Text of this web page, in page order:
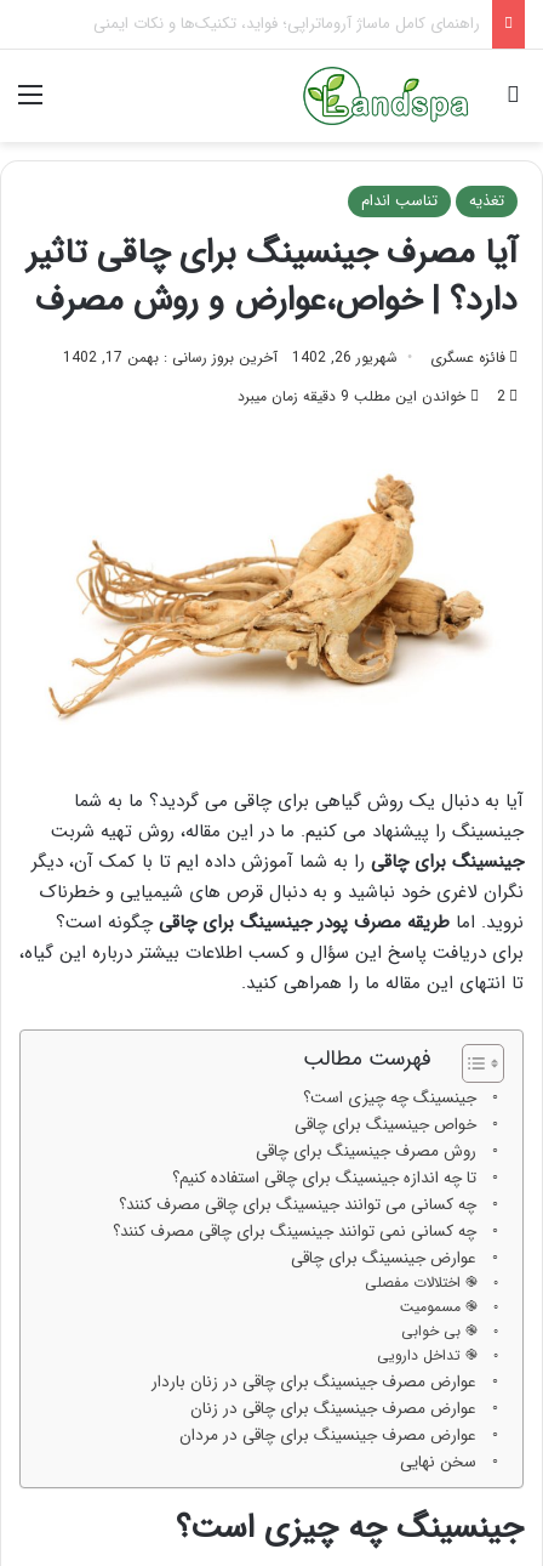
تاثیر ماساژ بر افسردگی؛ با ماساژ درمانی افسردگی را درمان کنید!
جستجو برای
تغذیه تناسب اندام
آیا مصرف جینسینگ برای چاقی تاثیر
دارد؟ | خواص،عوارض و روش مصرف
فائزه عسگری شهریور 26, 1402
آخرین بروز رسانی : بهمن 17, 1402
2
خواندن این مطلب 9 دقیقه زمان میبرد
آیا به دنبال یک روش گیاهی برای چاقی می گردید؟ ما به شما
جینسینگ را پیشنهاد می کنیم. ما در این مقاله، روش تهیه شربت
جینسینگ برای چاقی را به شما آموزش داده ایم تا با کمک آن، دیگر
نگران لاغری خود نباشید و به دنبال قرص های شیمیایی و خطرناک
نروید. اما طریقه مصرف پودر جینسینگ برای چاقیچگونه است؟
برای دریافت پاسخ این سؤال و کسب اطلاعات بیشتر درباره این گیاه،
تا انتهای این مقاله ما را همراهی کنید.
فهرست مطالب
جینسینگ چه چیزی است؟
خواص جینسینگ برای چاقی
روش مصرف جینسینگ برای چاقی
تا چه اندازه جینسینگ برای چاقی استفاده کنیم؟
چه کسانی می توانند جینسینگ برای چاقی مصرف کنند؟
چه کسانی نمی توانند جینسینگ برای چاقی مصرف کنند؟
عوارض جینسینگ برای چاقی
֎ اختلالات مفصلی
֎ مسمومیت
֎ بی خوابی
֎ تداخل دارویی
عوارض مصرف جینسینگ برای چاقی در زنان باردار
عوارض مصرف جینسینگ برای چاقی در زنان
عوارض مصرف جینسینگ برای چاقی در مردان
سخن نهایی
جینسینگ چه چیزی است؟